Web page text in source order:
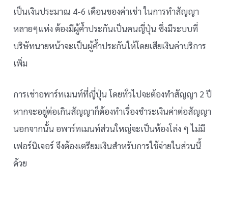
เป็นเงินประมาณ 4-6 เดือนของค่าเช่า ในการทำสัญญา
หลายๆแห่ง ต้องมีผู้ค้ำประกันเป็นคนญี่ปุ่น ซึ่งมีระบบที่
บริษัทนายหน้าจะเป็นผู้ค้ำประกันให้โดยเสียเงินค่าบริการ
เพิ่ม
การเช่าอพาร์ทเมนท์ที่ญี่ปุ่น โดยทั่วไปจะต้องทำสัญญา 2 ปี
หากจะอยู่ต่อเกินสัญญาก็ต้องทำเรื่องชำระเงินค่าต่อสัญญา
นอกจากนั้น อพาร์ทเมนท์ส่วนใหญ่จะเป็นห้องโล่ง ๆ ไม่มี
เฟอร์นิเจอร์ จึงต้องเตรียมเงินสำหรับการใช้จ่ายในส่วนนี้
ด้วย